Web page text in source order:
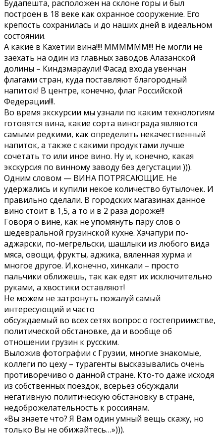
Будапешта, расположен на склоне горы и был
построен в 18 веке как охранное сооружение. Его
крепость сохранилась и до наших дней в идеальном
состоянии.
А какие в Кахетии вина!!!! ММММММ!!! Не могли не
заехать на один из главных заводов Алазанской
долины – Киндзмараули! Фасад входа увенчан
флагами стран, куда поставляют благородный
напиток! В центре, конечно, флаг Российской
Федерации!!!.
Во время экскурсии мы узнали по каким технологиям
готовятся вина, какие сорта винограда являются
самыми редкими, как определить некачественный
напиток, а также с какими продуктами лучше
сочетать то или иное вино. Ну и, конечно, какая
экскурсия по винному заводу без дегустации ))).
Одним словом — ВИНА ПОТРЯСАЮЩИЕ. Не
удержались и купили некое количество бутылочек. И
правильно сделали. В городских магазинах данное
вино стоит в 1,5, а то и в 2 раза дороже!!!
Говоря о вине, как не упомянуть пару слов о
шедевральной грузинской кухне. Хачапури по-
аджарски, по-мегрельски, шашлыки из любого вида
мяса, овощи, фрукты, аджика, вяленная хурма и
многое другое. И,конечно, хинкали – просто
пальчики оближешь, так как едят их исключительно
руками, а хвостики оставляют!
Не можем не затронуть пожалуй самый
интересующий и часто
обсуждаемый во всех сетях вопрос о гостеприимстве,
политической обстановке, да и вообще об
отношении грузин к русским.
Выложив фотографии с Грузии, многие знакомые,
коллеги по цеху – турагенты высказывались очень
противоречиво о данной стране. Кто-то даже исходя
из собственных поездок, всерьез обсуждали
негативную политическую обстановку в стране,
недоброжелательность к россиянам.
«Вы знаете что? Я Вам один умный вещь скажу, но
только Вы не обижайтесь…»))).